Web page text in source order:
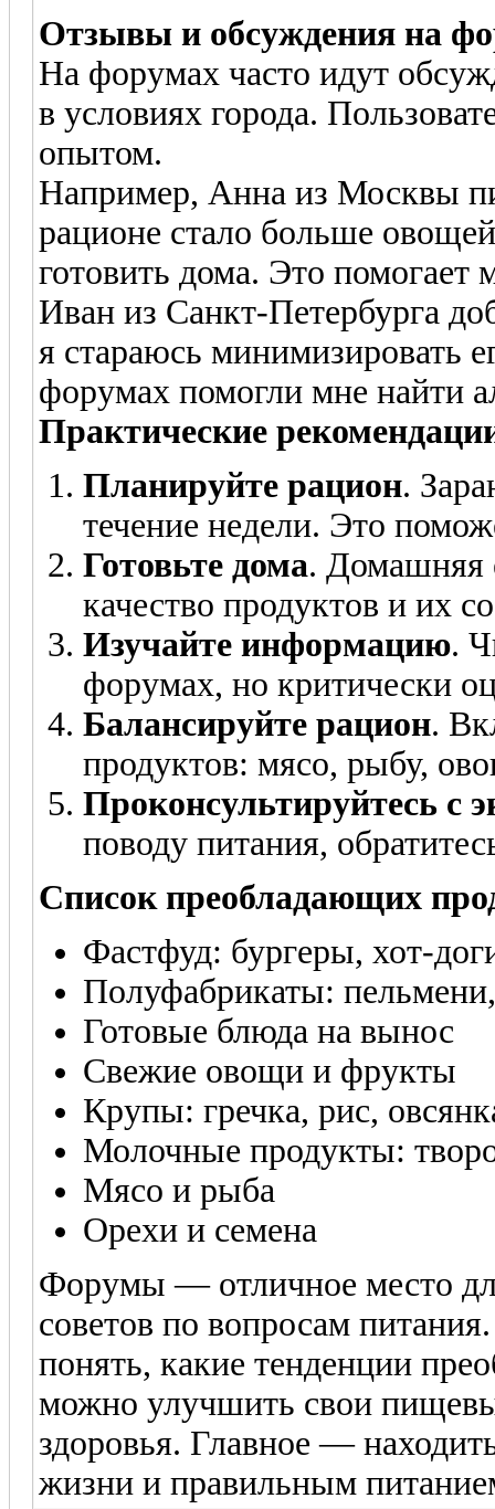
Отзывы и обсуждения на
На форумах часто идут
в условиях города.
опытом.
Например, Анна из Москвы
рационе стало больше
готовить дома. Это помогает
Иван из Санкт-Петербурга
я стараюсь минимизировать
форумах помогли мне найти
Практические
Планируйте рацион.
течение недели. Это
Готовьте дома. Домашняя
качество продуктов и их
Изучайте информацию.
форумах, но критически
Балансируйте рацион.
продуктов: мясо, рыбу,
Проконсультируйтесь с
поводу питания,
Список преобладающих
Фастфуд: бургеры, хот-
Полуфабрикаты:
Готовые блюда на вынос
Свежие овощи и фрукты
Крупы: гречка, рис,
Молочные продукты:
Мясо и рыба
Орехи и семена
Форумы — отличное место
советов по вопросам
понять, какие тенденции
можно улучшить свои
здоровья. Главное —
жизни и правильным